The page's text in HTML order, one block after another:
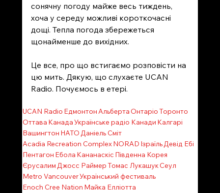
сонячну погоду майже весь тиждень,
хоча у середу можливі короткочасні
дощі. Тепла погода збережеться
щонайменше до вихідних.
Це все, про що встигаємо розповісти на
цю мить. Дякую, що слухаєте UCAN
Radio. Почуємось в етері.
UCAN Radio ЕдмонтонАльбертаОнтаріоТоронто
Оттава КанадаУкраїнське радіо Канади Калгарі
Вашингтон НАТОДаніель Сміт
Acadia Recreation ComplexNORAD ІзраїльДевід Ебі
Пентагон Ебола Кананаскіс Південна Корея
ЄрусалимДжосс РаймерТомас ЛукашукСеул
Metro VancouverУкраїнський фестиваль
Enoch Cree Nation Майка Елліотта